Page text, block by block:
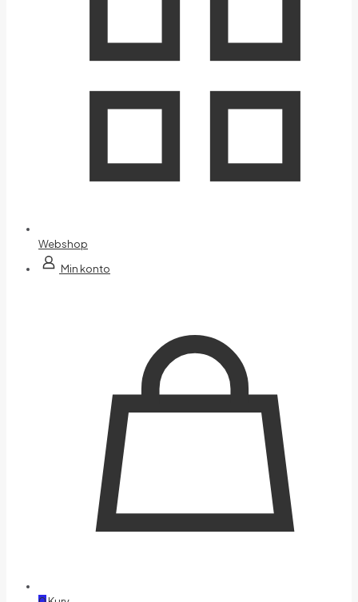
Webshop
Min konto